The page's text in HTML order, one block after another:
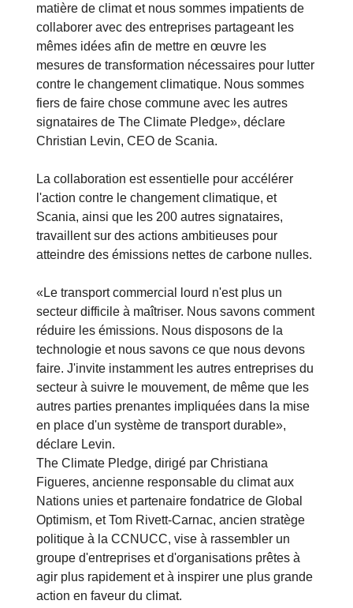
matière de climat et nous sommes impatients de
collaborer avec des entreprises partageant les
mêmes idées afin de mettre en œuvre les
mesures de transformation nécessaires pour lutter
contre le changement climatique. Nous sommes
fiers de faire chose commune avec les autres
signataires de The Climate Pledge», déclare
Christian Levin, CEO de Scania.
La collaboration est essentielle pour accélérer
l'action contre le changement climatique, et
Scania, ainsi que les 200 autres signataires,
travaillent sur des actions ambitieuses pour
atteindre des émissions nettes de carbone nulles.
«Le transport commercial lourd n'est plus un
secteur difficile à maîtriser. Nous savons comment
réduire les émissions. Nous disposons de la
technologie et nous savons ce que nous devons
faire. J'invite instamment les autres entreprises du
secteur à suivre le mouvement, de même que les
autres parties prenantes impliquées dans la mise
en place d'un système de transport durable»,
déclare Levin.
The Climate Pledge, dirigé par Christiana
Figueres, ancienne responsable du climat aux
Nations unies et partenaire fondatrice de Global
Optimism, et Tom Rivett-Carnac, ancien stratège
politique à la CCNUCC, vise à rassembler un
groupe d'entreprises et d'organisations prêtes à
agir plus rapidement et à inspirer une plus grande
action en faveur du climat.